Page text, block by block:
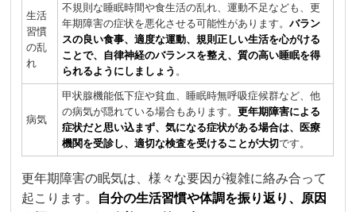
生活
習慣
の乱
れ
不規則な睡眠時間や食生活の乱れ、運動不足なども、更
年期障害の症状を悪化させる可能性があります。バラン
スの良い食事、適度な運動、規則正しい生活を心がける
ことで、自律神経のバランスを整え、質の高い睡眠を得
られるようにしましょう 。
病気
甲状腺機能低下症や貧血、睡眠時無呼吸症候群など、他
の病気が隠れている場合もあります。更年期障害による
症状だと思い込まず、気になる症状がある場合は、医療
機関を受診し、適切な検査を受けることが大切です。
更年期障害の眠気は、様々な要因が複雑に絡み合って
起こります。
自分の生活習慣や体調を振り返り、原因